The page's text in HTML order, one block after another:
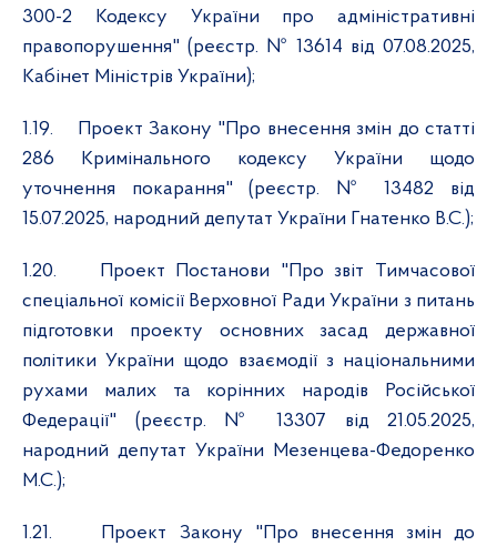
300-2 Кодексу України про адміністративні
правопорушення" (реєстр. № 13614 від 07.08.2025,
Кабінет Міністрів України);
1.19.
Проект Закону "Про внесення змін до статті
286 Кримінального кодексу України щодо
уточнення покарання" (реєстр. № 13482 від
15.07.2025, народний депутат України Гнатенко В.С.);
1.20.
Проект Постанови "Про звіт Тимчасової
спеціальної комісії Верховної Ради України з питань
підготовки проекту основних засад державної
політики України щодо взаємодії з національними
рухами малих та корінних народів Російської
Федерації" (реєстр. № 13307 від 21.05.2025,
народний депутат України
Мезенцева-Федоренко
М.С.);
1.21.
Проект Закону "Про внесення змін до